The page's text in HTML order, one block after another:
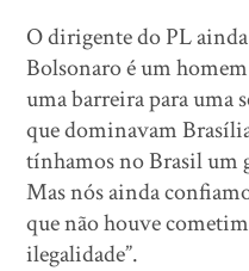
O dirigente do PL
Bolsonaro é um
uma barreira para uma
que dominavam
tínhamos no Brasil um
Mas nós ainda
que não houve
ilegalidade”.